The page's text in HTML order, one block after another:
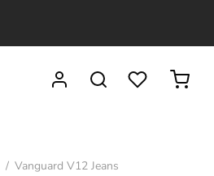
/ Vanguard V12 Jeans